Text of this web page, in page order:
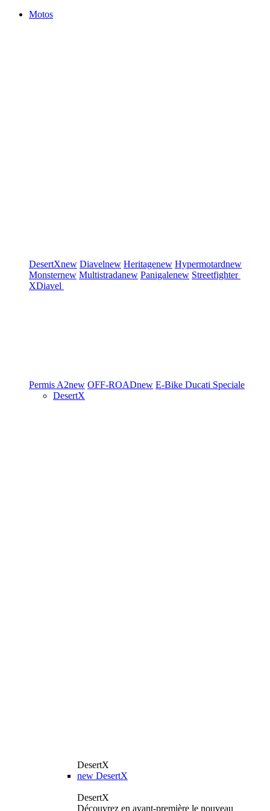
Motos
DesertXnew Diavelnew Heritagenew Hypermotardnew
Monsternew Multistradanew Panigalenew Streetfighter
XDiavel
Permis A2new OFF-ROADnew E-Bike Ducati Speciale
DesertX
DesertX
new DesertX
DesertX
Découvrez en avant-première le nouveau